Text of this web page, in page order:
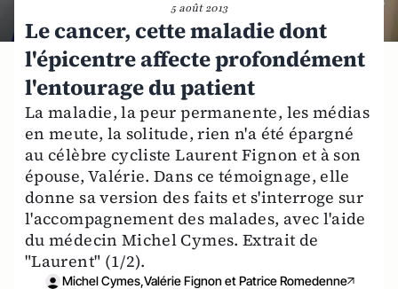
5 août 2013
Le cancer, cette maladie dont
l'épicentre affecte profondément
l'entourage du patient
La maladie, la peur permanente, les médias
en meute, la solitude, rien n'a été épargné
au célèbre cycliste Laurent Fignon et à son
épouse, Valérie. Dans ce témoignage, elle
donne sa version des faits et s'interroge sur
l'accompagnement des malades, avec l'aide
du médecin Michel Cymes. Extrait de
"Laurent" (1/2).
Michel Cymes,Valérie Fignon et Patrice Romedenne